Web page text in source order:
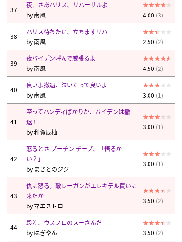
37
夜、さあハリス、リハーサルよ
by南風 4.00 (3)
38
ハリス待ちたい、立ちますリハ
by南風 2.50 (2)
39
夜バイデン呼んで威張るよ
by南風 4.50 (2)
40
良いよ撤退、泣いたって良いよ
by南風 3.00 (1)
41
至ってハンディばかりか、バイデンは撤
退！
by和賀辰杣
3.00 (1)
42
怒るとさ プーチン チープ、「悟るか
い？」
by まさとのジジ
3.00 (1)
43
仇に怒る。敵レーガンがエレキテル買いに
来たか
by マエストロ
3.50 (2)
44
段差、ウスノロのスーさんだ
by はぎやん 3.50 (2)